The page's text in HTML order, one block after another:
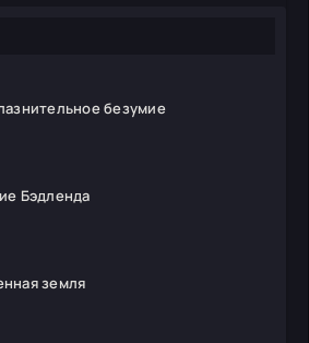
безумие
Бэдленда
земля